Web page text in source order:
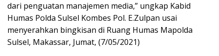
dari penguatan manajemen media,” ungkap Kabid
Humas Polda Sulsel Kombes Pol. E.Zulpan usai
menyerahkan bingkisan di Ruang Humas Mapolda
Sulsel, Makassar, Jumat, (7/05/2021)